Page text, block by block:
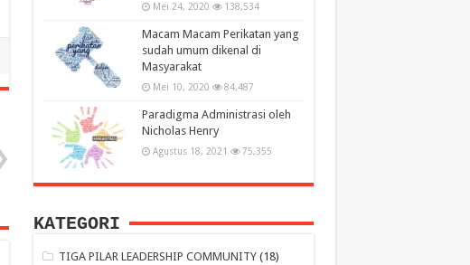
Mei 24, 2020 138,534
Macam Macam Perikatan yang
sudah umum dikenal di
Masyarakat
Mei 10, 2020 84,487
Paradigma Administrasi oleh
Nicholas Henry
Agustus 18, 2021 75,355
KATEGORI
TIGA PILAR LEADERSHIP COMMUNITY (18)